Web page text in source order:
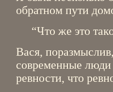
обратном пути
“Что же это
Вася,
современные
ревности, что